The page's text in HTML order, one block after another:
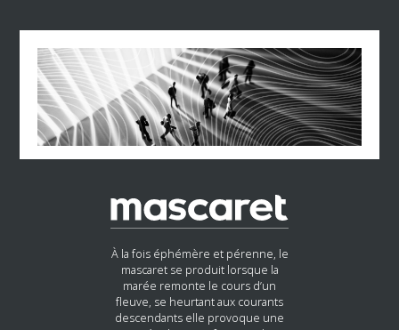
À la fois éphémère et pérenne, le
mascaret se produit lorsque la
marée remonte le cours d’un
fleuve, se heurtant aux courants
descendants elle provoque une